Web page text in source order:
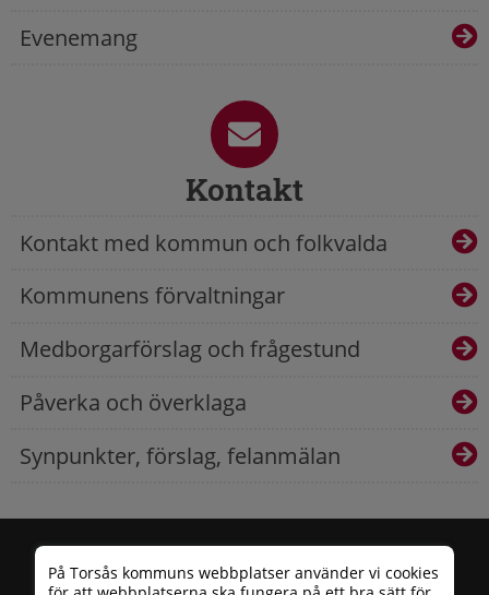
På Torsås kommuns webbplatser använder vi cookies
Evenemang
Kontakt
Kontakt med kommun och folkvalda
Kommunens förvaltningar
Medborgarförslag och frågestund
Påverka och överklaga
Synpunkter, förslag, felanmälan